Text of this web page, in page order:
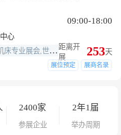
09:00-18:00
心
中国规模最大、影响力最广的机床专业展会,世界四大国际机床展之一 距离开
展
253天
展位预定 展商名录
2400家
参展企业
2年1届
举办周期